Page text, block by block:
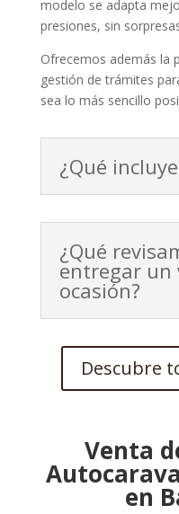
modelo se adapta
presiones, sin
Ofrecemos además la
gestión de trámites
sea lo más sencillo
¿Qué
¿Qué
entregar un
ocasión?
Descubre
Venta
en